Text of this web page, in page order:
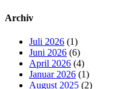
Archiv
Juli 2026 (1)
Juni 2026 (6)
April 2026 (4)
Januar 2026 (1)
August 2025 (2)